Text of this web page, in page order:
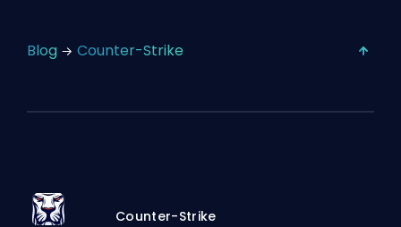
Blog Counter-Strike
Counter-Strike